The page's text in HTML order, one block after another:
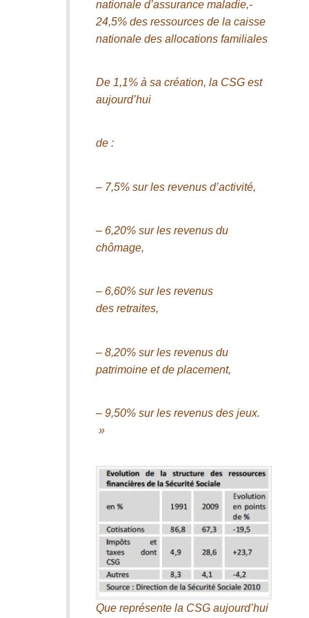
nationale d’assurance maladie,-
24,5% des ressources de la caisse
nationale des allocations familiales
De 1,1% à sa création, la CSG est
aujourd’hui
de :
– 7,5% sur les revenus d’activité,
– 6,20% sur les revenus du
chômage,
– 6,60% sur les revenus
desretraites,
– 8,20% sur les revenus du
patrimoine et de placement,
– 9,50% sur les revenus des jeux.
»
Que représente la CSG aujourd’hui